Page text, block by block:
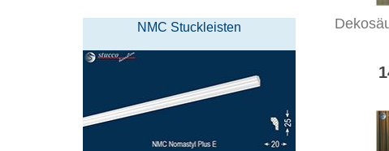
NMC Stuckleisten